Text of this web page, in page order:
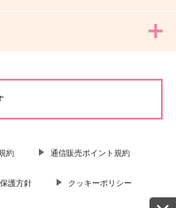
約 通信販売ポイント規約
護方針 クッキーポリシー